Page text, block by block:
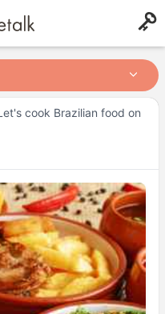
cook Brazilian food on
10:30
18:30
10:00
18:30
10:00
18:30